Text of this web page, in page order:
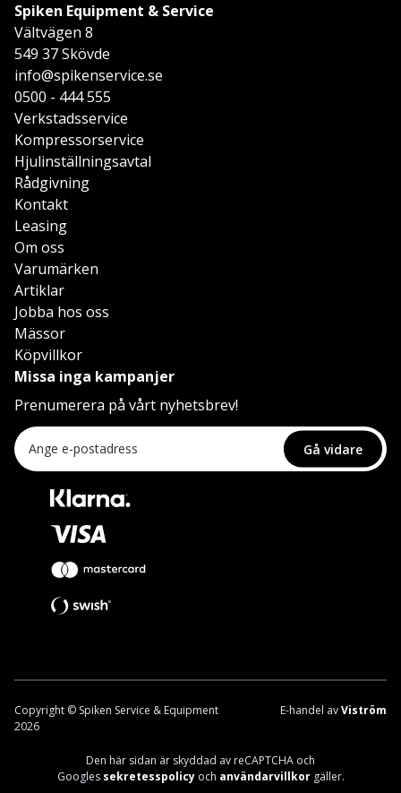
Spiken Equipment & Service
Vältvägen 8
549 37 Skövde
info@spikenservice.se
0500 - 444 555
Verkstadsservice
Kompressorservice
Hjulinställningsavtal
Rådgivning
Kontakt
Leasing
Om oss
Varumärken
Artiklar
Jobba hos oss
Mässor
Köpvillkor
Missa inga kampanjer
Prenumerera på vårt nyhetsbrev!
Gå vidare
Den här sidan är skyddad av reCAPTCHA och
Googles sekretesspolicyoch användarvillkorgäller.
Copyright © Spiken Service & Equipment
2026
E-handel avViström